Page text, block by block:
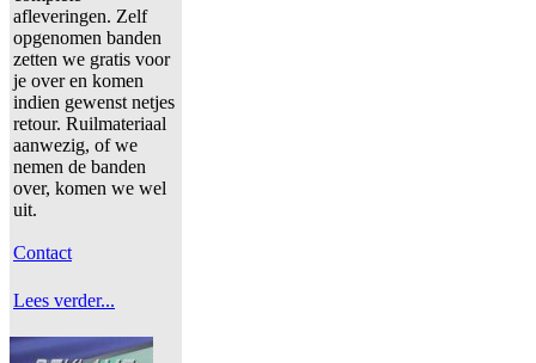
afleveringen. Zelf
opgenomen banden
zetten we gratis voor
je over en komen
indien gewenst netjes
retour. Ruilmateriaal
aanwezig, of we
nemen de banden
over, komen we wel
uit.
Contact
Lees verder...